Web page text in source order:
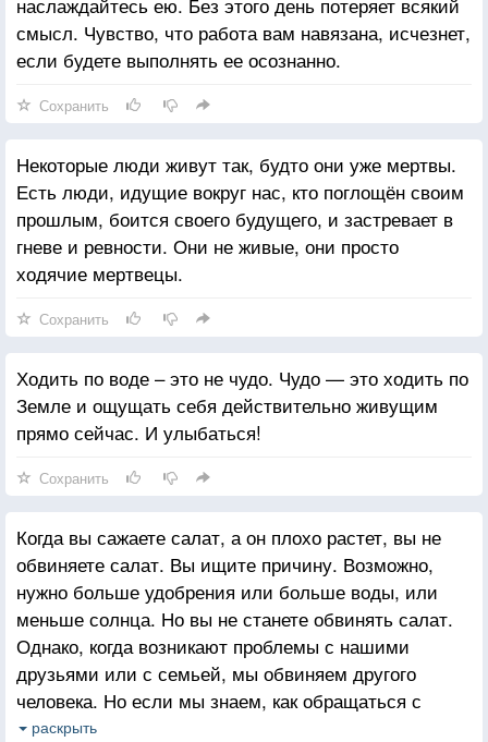
смысл. Чувство, что работа вам навязана, исчезнет,
если будете выполнять ее осознанно.
Сохранить
Некоторые люди живут так, будто они уже мертвы.
Есть люди, идущие вокруг нас, кто поглощён своим
прошлым, боится своего будущего, и застревает в
гневе и ревности. Они не живые, они просто
ходячие мертвецы.
Сохранить
Ходить по воде – это не чудо. Чудо — это ходить по
Земле и ощущать себя действительно живущим
прямо сейчас. И улыбаться!
Сохранить
Когда вы сажаете салат, а он плохо растет, вы не
обвиняете салат. Вы ищите причину. Возможно,
нужно больше удобрения или больше воды, или
меньше солнца. Но вы не станете обвинять салат.
Однако, когда возникают проблемы с нашими
друзьями или с семьей, мы обвиняем другого
человека. Но если мы знаем, как обращаться с
подобными ситуациями, дела пойдут на лад.
раскрыть